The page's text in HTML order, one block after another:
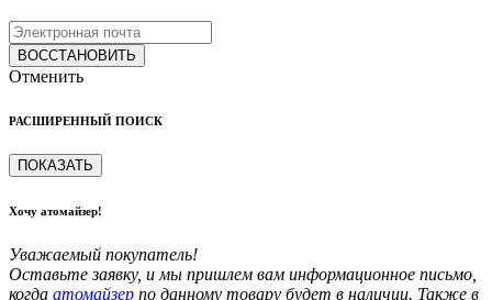
ВОССТАНОВИТЬ
Отменить
РАСШИРЕННЫЙ ПОИСК
ПОКАЗАТЬ
Хочу атомайзер!
Уважаемый покупатель!
Оставьте заявку, и мы пришлем вам информационное письмо,
когда атомайзер по данному товару будет в наличии. Также в